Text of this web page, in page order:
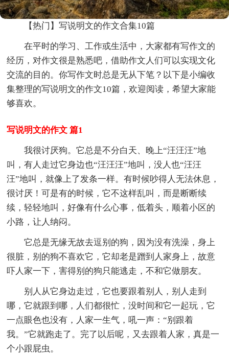
【热门】写说明文的作文合集10篇
在平时的学习、工作或生活中，大家都有写作文的
经历，对作文很是熟悉吧，借助作文人们可以实现文化
交流的目的。你写作文时总是无从下笔？以下是小编收
集整理的写说明文的作文10篇，欢迎阅读，希望大家能
够喜欢。
写说明文的作文 篇1
我很讨厌狗。它总是不分白天、晚上“汪汪汪”地
叫，有人走过它身边也“汪汪汪”地叫，没人也“汪汪
汪”地叫，就像上了发条一样。有时候吵得人无法休息，
很讨厌！可是有的时候，它不这样乱叫，而是断断续
续，轻轻地叫，好像有什么心事，低着头，顺着小区的
小路，让人纳闷。
它总是无缘无故去逗别的狗，因为没有洗澡，身上
很脏，别的狗不喜欢它，它却老是蹭到人家身上，故意
吓人家一下，害得别的狗只能逃走，不和它做朋友。
别人从它身边走过，它也要跟着别人，别人走到
哪，它就跟到哪，人们都很忙，没时间和它一起玩，它
一点眼色也没有，人家一生气，吼一声：“别跟着
我。”它就跑走了。完了以后呢，又去跟着人家，真是一
个小跟屁虫。